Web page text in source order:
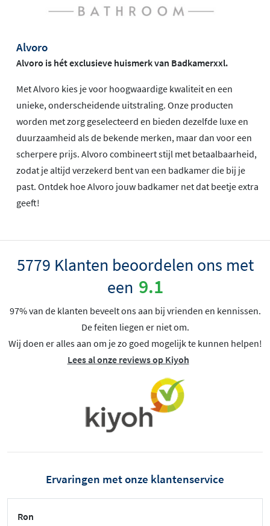
Alvoro
Alvoro is hét exclusieve huismerk van Badkamerxxl.
Met Alvoro kies je voor hoogwaardige kwaliteit en een
unieke, onderscheidende uitstraling. Onze producten
worden met zorg geselecteerd en bieden dezelfde luxe en
duurzaamheid als de bekende merken, maar dan voor een
scherpere prijs. Alvoro combineert stijl met betaalbaarheid,
zodat je altijd verzekerd bent van een badkamer die bij je
past. Ontdek hoe Alvoro jouw badkamer net dat beetje extra
geeft!
5779 Klanten beoordelen ons met
een 9.1
97% van de klanten beveelt ons aan bij vrienden en kennissen.
De feiten liegen er niet om.
Wij doen er alles aan om je zo goed mogelijk te kunnen helpen!
Lees al onze reviews op Kiyoh
Ervaringen met onze klantenservice
Ron